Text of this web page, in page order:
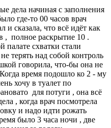
дела начиная с заполнения
где-то 00 часов врач
и сказала, что всё идёт как
, полное раскрытие 10 .
палате схватки стали
терять над собой контроль
говорила, что-бы она не
время подошло ко 2 - му
хочу в туалет по
для потуги , она всё
, когда врач посмотрела
и надо идти рожать
было 3 часа ночи , две